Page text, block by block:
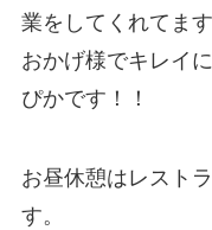
業をしてくれてます
おかげ様でキレイ
ぴかです！！
お昼休憩はレスト
す。